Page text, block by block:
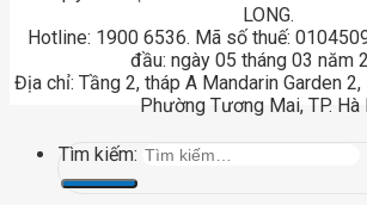
LONG.
Hotline: 1900 6536. Mã số thuế:
đầu: ngày 05 tháng 03 năm
Địa chỉ: Tầng 2, tháp A Mandarin Garden
Phường Tương Mai, TP. Hà
Tìm kiếm: